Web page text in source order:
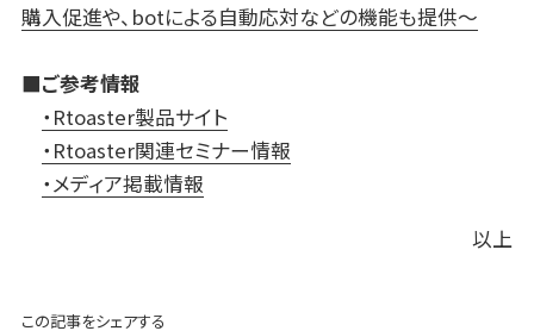
購入促進や、botによる自動応対などの機能も提供～
■ご参考情報
・Rtoaster製品サイト
・Rtoaster関連セミナー情報
・メディア掲載情報
以上
この記事をシェアする